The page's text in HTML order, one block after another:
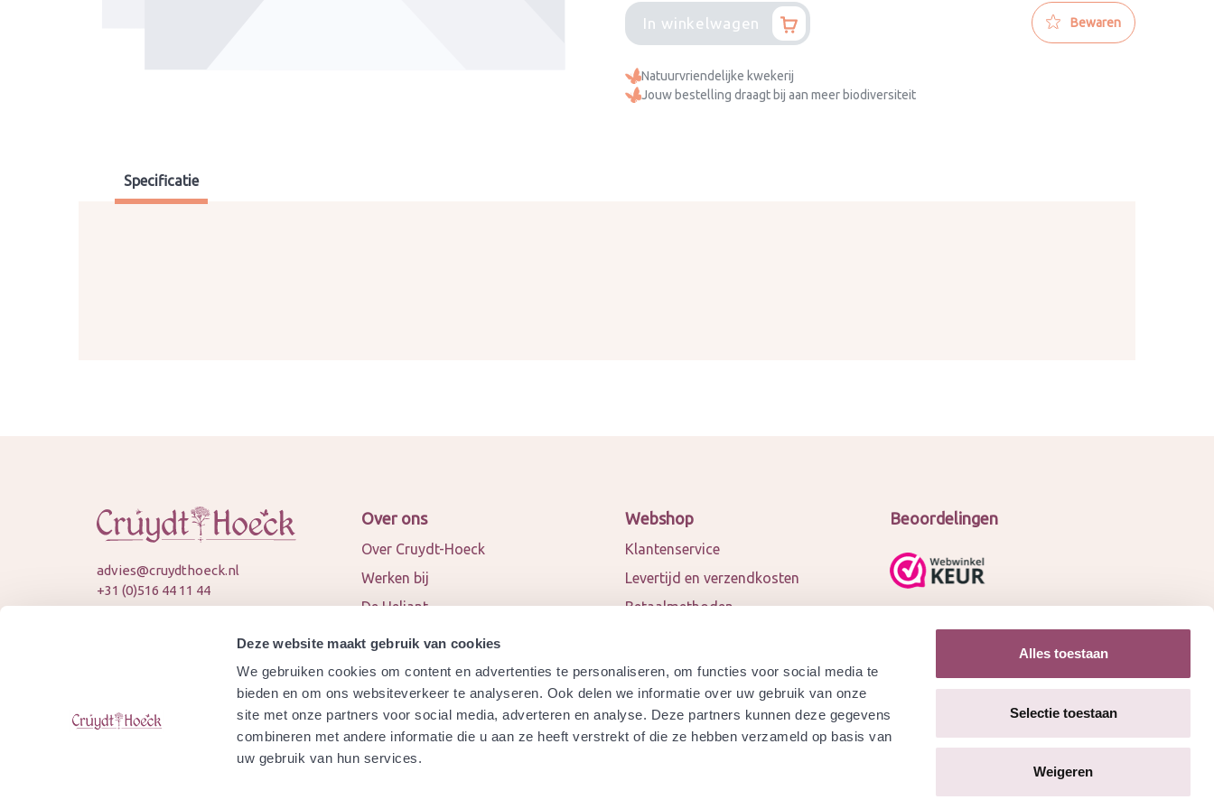
Deze website maakt gebruik van cookies
We gebruiken cookies om content en advertenties te personaliseren, om functies voor social media te
bieden en om ons websiteverkeer te analyseren. Ook delen we informatie over uw gebruik van onze
site met onze partners voor social media, adverteren en analyse. Deze partners kunnen deze gegevens
combineren met andere informatie die u aan ze heeft verstrekt of die ze hebben verzameld op basis van
uw gebruik van hun services.
Alles toestaan
Selectie toestaan
Weigeren
In winkelwagen Bewaren
Natuurvriendelijke kwekerij
Jouw bestelling draagt bij aan meer biodiversiteit
Specificatie
advies@cruydthoeck.nl
+31 (0)516 44 11 44
Over ons
Over Cruydt-Hoeck
Werken bij
De Heliant
Nieuws en blogs
Contact
Samenwerkingspartners
Agenda
Is Cruydt-Hoeck biologisch
Webshop
Klantenservice
Levertijd en verzendkosten
Betaalmethoden
Privacy policy
Retourneren
Garantie
Beoordelingen